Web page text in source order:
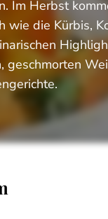
Im Herbst
wie die Kürbis,
geschmorten